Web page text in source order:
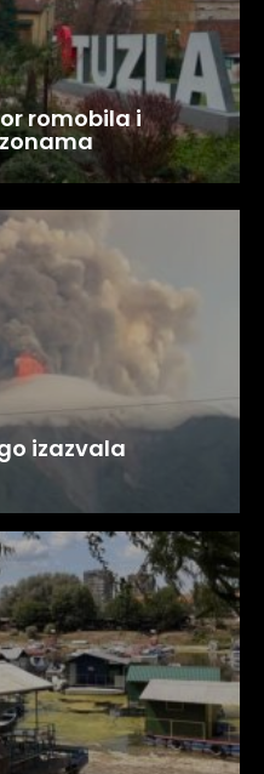
romobila i
izazvala